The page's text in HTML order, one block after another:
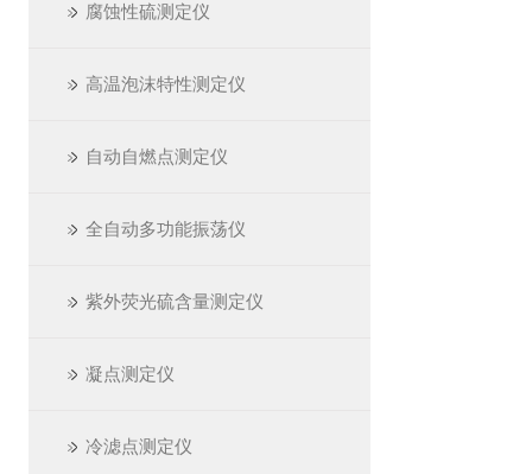
腐蚀性硫测定仪
高温泡沫特性测定仪
自动自燃点测定仪
全自动多功能振荡仪
紫外荧光硫含量测定仪
凝点测定仪
冷滤点测定仪